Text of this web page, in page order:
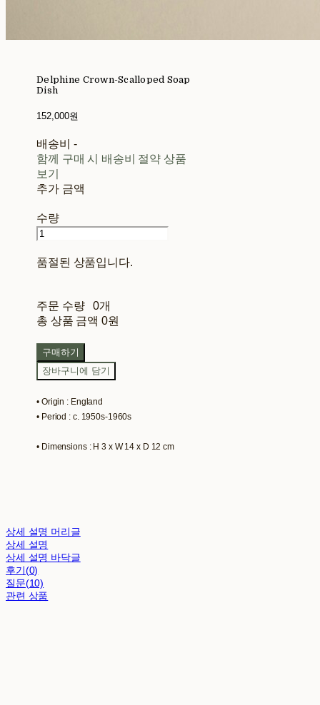
Delphine Crown-Scalloped Soap
Dish
152,000원
배송비 -
함께 구매 시 배송비 절약 상품
보기
추가 금액
수량
품절된 상품입니다.
주문 수량
0개
총 상품 금액 0원
구매하기
장바구니에 담기
• Origin : England
• Period : c. 1950s-1960s
• Dimensions : H 3 x W 14 x D 12 cm
상세 설명 머리글
상세 설명
상세 설명 바닥글
후기(0)
질문(10)
관련 상품